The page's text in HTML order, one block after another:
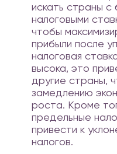
искать страны с
налоговыми
чтобы
прибыли после
налоговая
высока, это
другие страны,
замедлению
роста. Кроме
предельные
привести к
налогов.